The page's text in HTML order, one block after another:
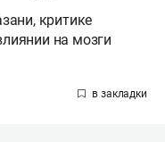
критике
на мозги